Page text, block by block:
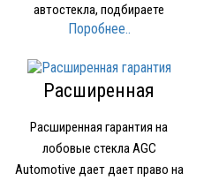
автостекла, подбираете
устраивающее вас по качеству
компанию и называете где и за
какую минимальную цену нашли
стекло того же производителя…
Поробнее..
Расширенная
Расширенная гарантия на
лобовые стекла AGC
Automotive дает дает право на